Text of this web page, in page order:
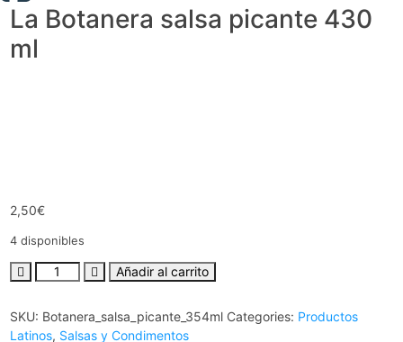
La Botanera salsa picante 430
ml
2,50€
4 disponibles
Añadir al carrito
SKU: Botanera_salsa_picante_354ml Categories: Productos
Latinos, Salsas y Condimentos